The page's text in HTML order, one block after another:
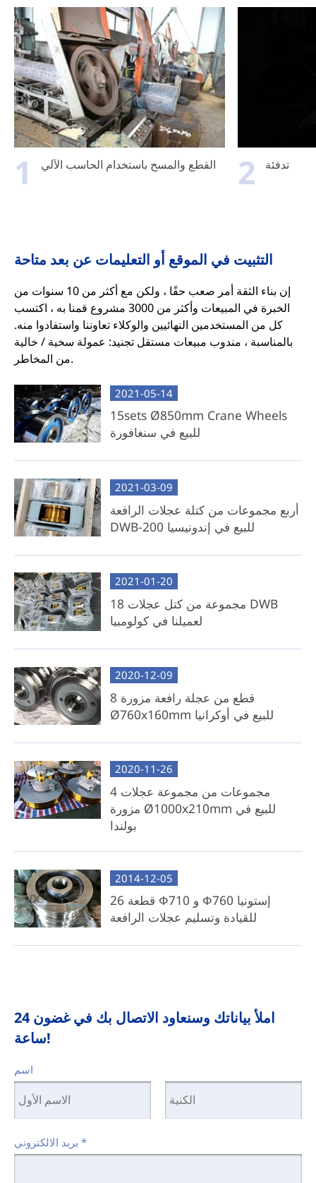
1 القطع والمسح باستخدام الحاسب الآلي 2 تدفئة
التثبيت في الموقع أو التعليمات عن بعد متاحة
إن بناء الثقة أمر صعب حقًا ، ولكن مع أكثر من 10 سنوات من
الخبرة في المبيعات وأكثر من 3000 مشروع قمنا به ، اكتسب
كل من المستخدمين النهائيين والوكلاء تعاوننا واستفادوا منه.
بالمناسبة ، مندوب مبيعات مستقل تجنيد: عمولة سخية / خالية
من المخاطر.
2021-05-14
15sets Ø850mm Crane Wheels
للبيع في سنغافورة
2021-03-09
أربع مجموعات من كتلة عجلات الرافعة
DWB-200 للبيع في إندونيسيا
2021-01-20
18 مجموعة من كتل عجلات DWB
لعميلنا في كولومبيا
2020-12-09
8 قطع من عجلة رافعة مزورة
Ø760x160mm للبيع في أوكرانيا
2020-11-26
4 مجموعات من مجموعة عجلات
مزورة Ø1000x210mm للبيع في
بولندا
2014-12-05
26 قطعة Φ710 و Φ760 إستونيا
للقيادة وتسليم عجلات الرافعة
املأ بياناتك وسنعاود الاتصال بك في غضون 24
ساعة!
اسم
*